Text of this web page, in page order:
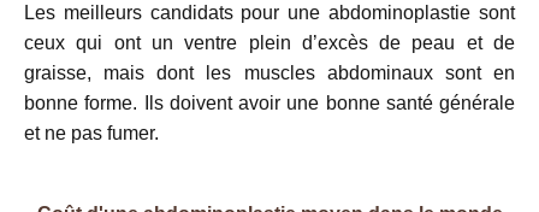
Les meilleurs candidats pour une abdominoplastie sont
ceux qui ont un ventre plein d’excès de peau et de
graisse, mais dont les muscles abdominaux sont en
bonne forme. Ils doivent avoir une bonne santé générale
et ne pas fumer.